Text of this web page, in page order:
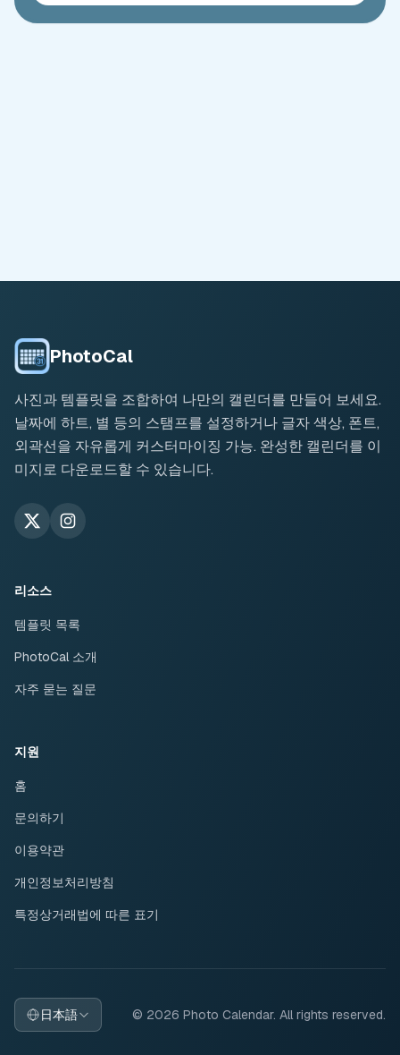
PhotoCal
사진과 템플릿을 조합하여 나만의 캘린더를 만들어 보세요.
날짜에 하트, 별 등의 스탬프를 설정하거나 글자 색상, 폰트,
외곽선을 자유롭게 커스터마이징 가능. 완성한 캘린더를 이
미지로 다운로드할 수 있습니다.
리소스
템플릿 목록
PhotoCal 소개
자주 묻는 질문
지원
홈
문의하기
이용약관
개인정보처리방침
특정상거래법에 따른 표기
日本語 © 2026 Photo Calendar. All rights reserved.